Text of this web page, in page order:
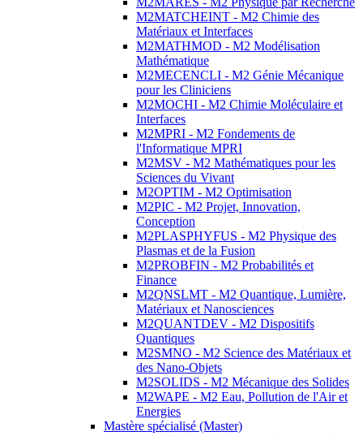
M2MATCHEINT - M2 Chimie des
Matériaux et Interfaces
M2MATHMOD - M2 Modélisation
Mathématique
M2MECENCLI - M2 Génie Mécanique
pour les Cliniciens
M2MOCHI - M2 Chimie Moléculaire et
Interfaces
M2MPRI - M2 Fondements de
l'Informatique MPRI
M2MSV - M2 Mathématiques pour les
Sciences du Vivant
M2OPTIM - M2 Optimisation
M2PIC - M2 Projet, Innovation,
Conception
M2PLASPHYFUS - M2 Physique des
Plasmas et de la Fusion
M2PROBFIN - M2 Probabilités et
Finance
M2QNSLMT - M2 Quantique, Lumière,
Matériaux et Nanosciences
M2QUANTDEV - M2 Dispositifs
Quantiques
M2SMNO - M2 Science des Matériaux et
des Nano-Objets
M2SOLIDS - M2 Mécanique des Solides
M2WAPE - M2 Eau, Pollution de l'Air et
Energies
Mastère spécialisé (Master)